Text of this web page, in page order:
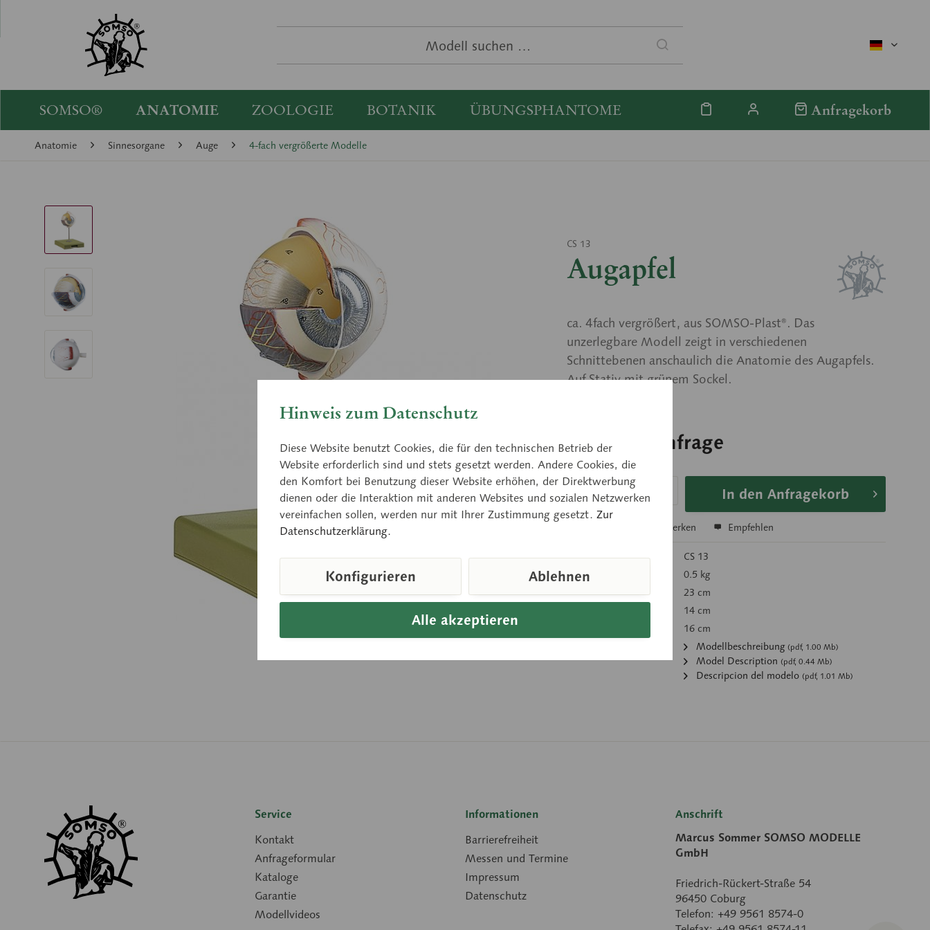
deutsch
SOMSO® ANATOMIE ZOOLOGIE BOTANIK ÜBUNGSPHANTOME Anfragekorb
Anatomie Sinnesorgane Auge 4-fach vergrößerte Modelle
CS 13
Augapfel
ca. 4fach vergrößert, aus SOMSO-Plast®. Das
unzerlegbare Modell zeigt in verschiedenen
Schnittebenen anschaulich die Anatomie des Augapfels.
Auf Stativ mit grünem Sockel.
Preis auf Anfrage
Lieferzeit auf Anfrage
In den Anfragekorb
Merken Empfehlen
Artikelnummer:
CS 13
Gewicht (in kg):
0.5 kg
Höhe:
23 cm
14 cm
16 cm
Modellbeschreibung (pdf, 1.00 Mb)
Model Description (pdf, 0.44 Mb)
Descripcion del modelo (pdf, 1.01 Mb)
Service
Kontakt
Anfrageformular
Kataloge
Garantie
Modellvideos
Informationen
Barrierefreiheit
Messen und Termine
Impressum
Datenschutz
Anschrift
Marcus Sommer SOMSO MODELLE
GmbH
Friedrich-Rückert-Straße 54
96450 Coburg
Telefon: +49 9561 8574-0
Hinweis zum Datenschutz
Diese Website benutzt Cookies, die für den technischen Betrieb der
Website erforderlich sind und stets gesetzt werden. Andere Cookies, die
den Komfort bei Benutzung dieser Website erhöhen, der Direktwerbung
dienen oder die Interaktion mit anderen Websites und sozialen Netzwerken
vereinfachen sollen, werden nur mit Ihrer Zustimmung gesetzt. Zur
Datenschutzerklärung.
Alle akzeptieren
Konfigurieren Ablehnen